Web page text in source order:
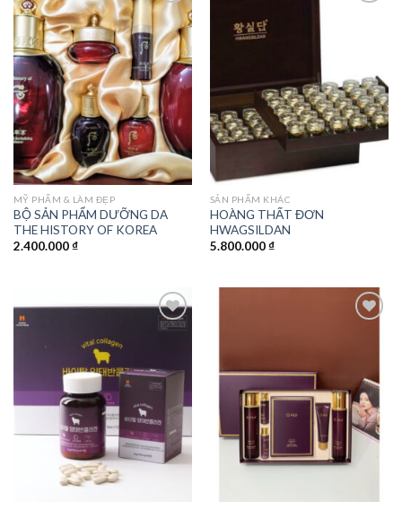
Add to
wishlist
MỸ PHẨM & LÀM ĐẸP
BỘ SẢN PHẨM DƯỠNG DA
THE HISTORY OF KOREA
2.400.000₫
SẢN PHẨM KHÁC
HOÀNG THẤT ĐƠN
HWAGSILDAN
5.800.000₫
wishlist
wishlist